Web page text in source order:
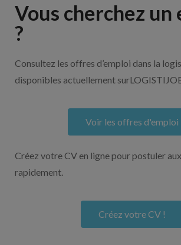
Vous cherchez un
?
Consultez les offres d’emploi dans la
disponibles actuellement
Voir les offres d'emploi
Créez votre CV en ligne pour postuler
rapidement.
Créez votre CV !